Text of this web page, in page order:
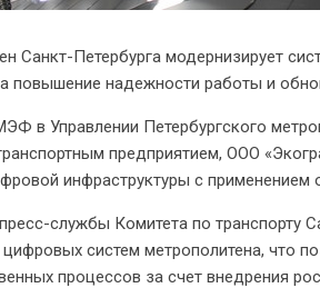
Санкт-Петербурга модернизирует
повышение надежности работы и
в Управлении Петербургского
предприятием, ООО
инфраструктуры с применением
службы Комитета по транспорту
систем метрополитена, что
процессов за счет внедрения